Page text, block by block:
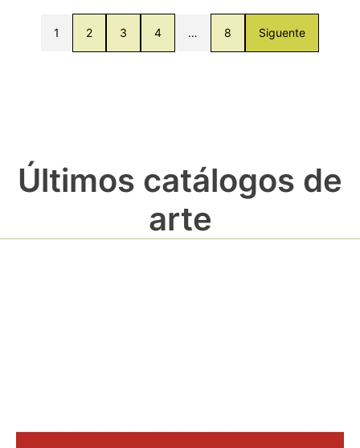
1 2 3 4 … 8 Siguente
Últimos catálogos de
arte